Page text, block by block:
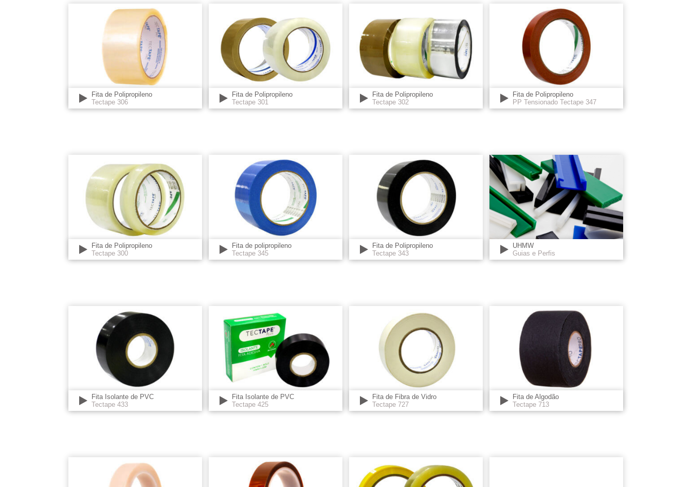
Fita de Polipropileno
Tectape 306
Fita de Polipropileno
Tectape 301
Fita de Polipropileno
Tectape 302
Fita de Polipropileno
PP Tensionado Tectape 347
Fita de Polipropileno
Tectape 300
Fita de polipropileno
Tectape 345
Fita de Polipropileno
Tectape 343
UHMW
Guias e Perfis
Fita Isolante de PVC
Tectape 433
Fita Isolante de PVC
Tectape 425
Fita de Fibra de Vidro
Tectape 727
Fita de Algodão
Tectape 713